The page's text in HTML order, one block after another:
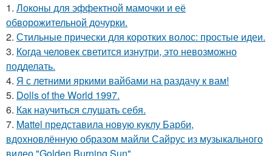
1. Локоны для эффектной мамочки и её
обворожительной дочурки.
2. Стильные прически для коротких волос: простые идеи.
3. Когда человек светится изнутри, это невозможно
подделать.
4. Я с летними яркими вайбами на раздачу к вам!
5. Dolls of the World 1997.
6. Как научиться слушать себя.
7. Mattel представила новую куклу Барби,
вдохновлённую образом майли Сайрус из музыкального